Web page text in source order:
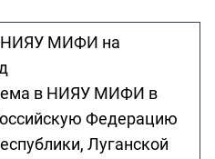
НИЯУ МИФИ на
в НИЯУ МИФИ в
Федерацию
Луганской